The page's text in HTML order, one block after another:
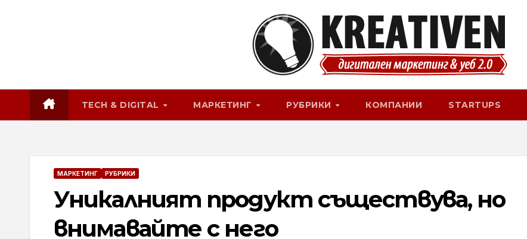
TECH & DIGITAL МАРКЕТИНГ РУБРИКИ КОМПАНИИ STARTUPS
МАРКЕТИНГ РУБРИКИ
Уникалният продукт съществува, но
внимавайте с него